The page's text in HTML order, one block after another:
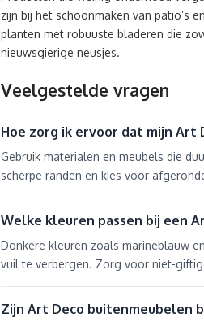
zijn bij het schoonmaken van patio’s
planten met robuuste bladeren die
nieuwsgierige neusjes.
Veelgestelde vragen
Hoe zorg ik ervoor dat mijn
Gebruik materialen en meubels die
scherpe randen en kies voor
Welke kleuren passen bij een
Donkere kleuren zoals marineblauw
vuil te verbergen. Zorg voor niet-
Zijn Art Deco buitenmeubelen